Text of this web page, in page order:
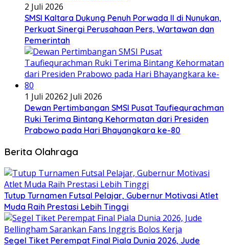
2 Juli 2026
SMSI Kaltara Dukung Penuh Porwada II di Nunukan,
Perkuat Sinergi Perusahaan Pers, Wartawan dan
Pemerintah
1 Juli 20262 Juli 2026
Dewan Pertimbangan SMSI Pusat Taufiequrachman
Ruki Terima Bintang Kehormatan dari Presiden
Prabowo pada Hari Bhayangkara ke-80
Berita Olahraga
Tutup Turnamen Futsal Pelajar, Gubernur Motivasi Atlet
Muda Raih Prestasi Lebih Tinggi
Segel Tiket Perempat Final Piala Dunia 2026, Jude